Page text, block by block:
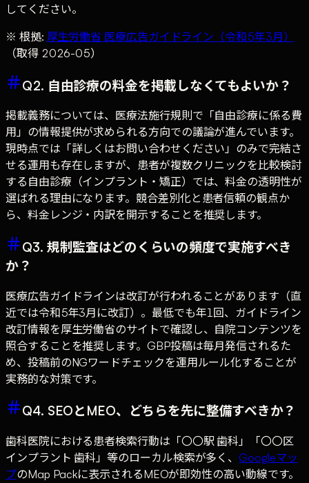
してください。
※ 根拠: 厚生労働省 医療広告ガイドライン（令和5年3月）
（取得 2026-05）
Q2. 自由診療の料金を掲載しなくてもよいか？
掲載義務については、医療法施行規則で「自由診療に係る費
用」の情報提供が求められる方向での議論が進んでいます。
現時点では「詳しくはお問い合わせください」のみで完結さ
せる運用も存在しますが、患者が複数クリニックを比較検討
する自由診療（インプラント・矯正）では、料金の透明性が
選ばれる理由になります。競合差別化と患者信頼の観点か
ら、料金レンジ・内訳を開示することを推奨します。
Q3. 規制監査はどのくらいの頻度で実施すべき
か？
医療広告ガイドラインは改訂が行われることがあります（直
近では令和5年3月に改訂）。最低でも年1回、ガイドライン
改訂情報を厚生労働省のサイトで確認し、自院コンテンツを
照合することを推奨します。GBP投稿は毎月発信されるた
め、投稿前のNGワードチェックを運用ルール化することが
実務的な対策です。
Q4. SEOとMEO、どちらを先に整備すべきか？
歯科医院における患者検索行動は「〇〇駅 歯科」「〇〇区
インプラント 歯科」等のローカル検索が多く、Googleマッ
プのMap Packに表示されるMEOが即効性の高い動線です。